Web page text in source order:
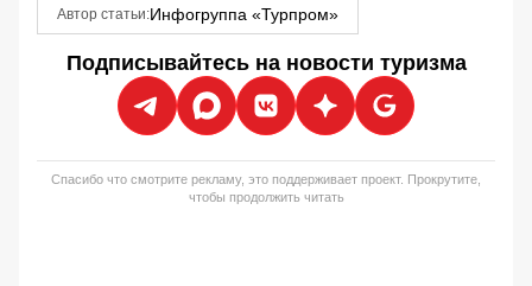
Автор статьи:Инфогруппа «Турпром»
Подписывайтесь на новости туризма
Спасибо что смотрите рекламу, это поддерживает проект. Прокрутите,
чтобы продолжить читать